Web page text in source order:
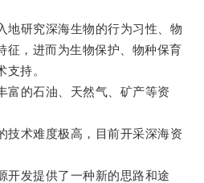
研究深海生物的行为习性、物
征，进而为生物保护、物种保育
持。
的石油、天然气、矿产等资
术难度极高，目前开采深海资
发提供了一种新的思路和途